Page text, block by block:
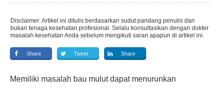
Disclaimer: Artikel ini ditulis berdasarkan sudut pandang penulis dan
bukan tenaga kesehatan profesional. Selalu konsultasikan dengan dokter
masalah kesehatan Anda sebelum mengikuti saran apapun di artikel ini.
Share Tweet Share
Memiliki masalah bau mulut dapat menurunkan